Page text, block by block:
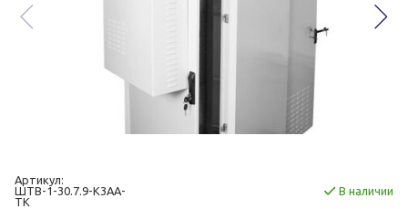
Артикул:
ШТВ-1-30.7.9-К3АА-
ТК
В наличии